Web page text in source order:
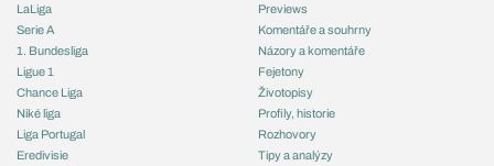
LaLiga
Serie A
1. Bundesliga
Ligue 1
Chance Liga
Niké liga
Liga Portugal
Eredivisie
Previews
Komentáře a souhrny
Názory a komentáře
Fejetony
Životopisy
Profily, historie
Rozhovory
Tipy a analýzy